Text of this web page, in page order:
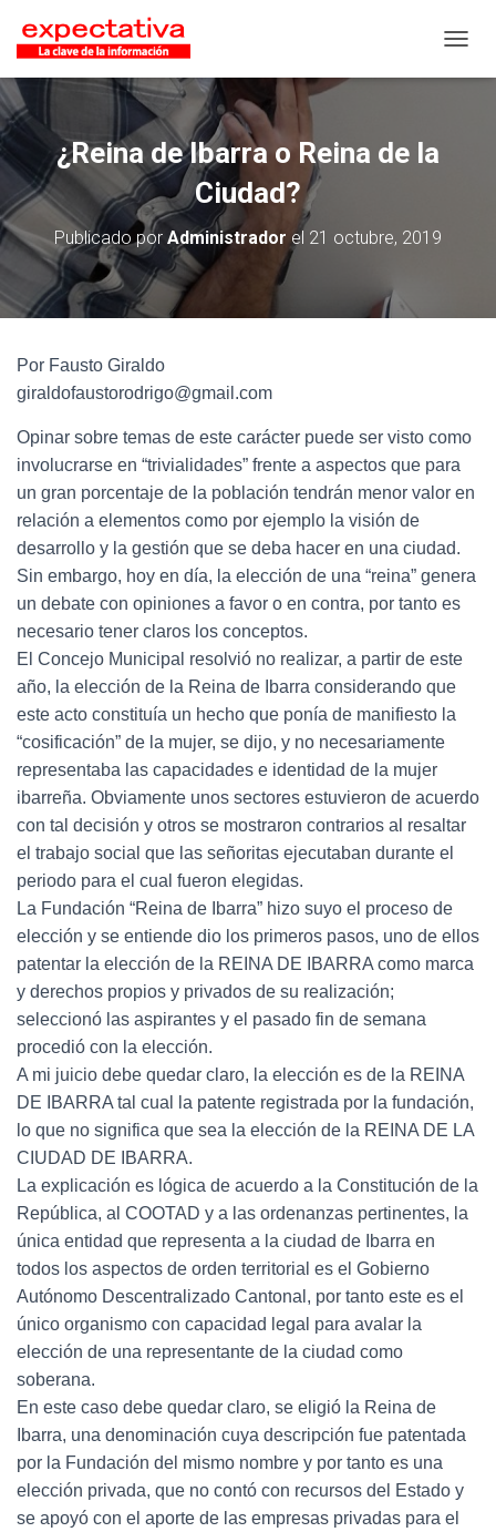
¿Reina de Ibarra o Reina de la
Ciudad?
Publicado por Administrador el 21 octubre, 2019
Por Fausto Giraldo
giraldofaustorodrigo@gmail.com
Opinar sobre temas de este carácter puede ser visto como
involucrarse en “trivialidades” frente a aspectos que para
un gran porcentaje de la población tendrán menor valor en
relación a elementos como por ejemplo la visión de
desarrollo y la gestión que se deba hacer en una ciudad.
Sin embargo, hoy en día, la elección de una “reina” genera
un debate con opiniones a favor o en contra, por tanto es
necesario tener claros los conceptos.
El Concejo Municipal resolvió no realizar, a partir de este
año, la elección de la Reina de Ibarra considerando que
este acto constituía un hecho que ponía de manifiesto la
“cosificación” de la mujer, se dijo, y no necesariamente
representaba las capacidades e identidad de la mujer
ibarreña. Obviamente unos sectores estuvieron de acuerdo
con tal decisión y otros se mostraron contrarios al resaltar
el trabajo social que las señoritas ejecutaban durante el
periodo para el cual fueron elegidas.
La Fundación “Reina de Ibarra” hizo suyo el proceso de
elección y se entiende dio los primeros pasos, uno de ellos
patentar la elección de la REINA DE IBARRA como marca
y derechos propios y privados de su realización;
seleccionó las aspirantes y el pasado fin de semana
procedió con la elección.
A mi juicio debe quedar claro, la elección es de la REINA
DE IBARRA tal cual la patente registrada por la fundación,
lo que no significa que sea la elección de la REINA DE LA
CIUDAD DE IBARRA.
La explicación es lógica de acuerdo a la Constitución de la
República, al COOTAD y a las ordenanzas pertinentes, la
única entidad que representa a la ciudad de Ibarra en
todos los aspectos de orden territorial es el Gobierno
Autónomo Descentralizado Cantonal, por tanto este es el
único organismo con capacidad legal para avalar la
elección de una representante de la ciudad como
soberana.
En este caso debe quedar claro, se eligió la Reina de
Ibarra, una denominación cuya descripción fue patentada
por la Fundación del mismo nombre y por tanto es una
elección privada, que no contó con recursos del Estado y
se apoyó con el aporte de las empresas privadas para el